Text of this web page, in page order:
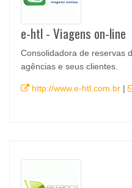
e-htl - Viagens on-line
Consolidadora de reservas
agências e seus clientes.
http://www.e-htl.com.br|